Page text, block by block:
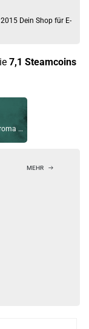
Dein Shop für E-
7,1 Steamcoins
MEHR